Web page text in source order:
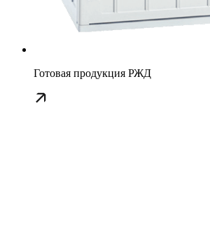
Готовая продукция РЖД